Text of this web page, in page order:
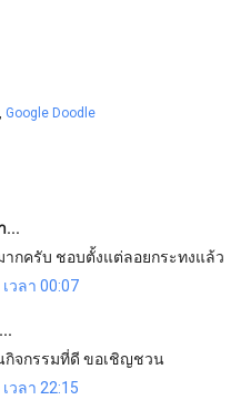
, Google Doodle
...
กครับ ชอบตั้งแต่ลอยกระทงแล้ว
วลา 00:07
จกรรมที่ดี ขอเชิญชวน
วลา 22:15